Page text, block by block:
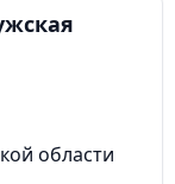
области